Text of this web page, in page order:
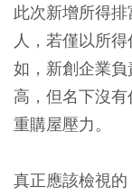
此次新增所得
人，若僅以所
如，新創企業
高，但名下沒
重購屋壓力。
真正應該檢視